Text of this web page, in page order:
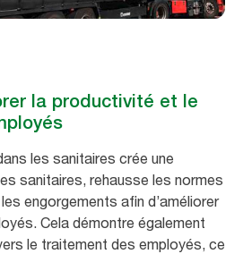
la productivité et le
les sanitaires crée une
sanitaires, rehausse les normes
engorgements afin d’améliorer
Cela démontre également
le traitement des employés, ce